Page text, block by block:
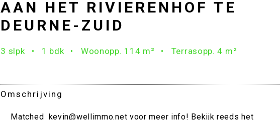
AAN HET RIVIERENHOF TE
DEURNE-ZUID
3 slpk 1 bdk Woonopp. 114 m² Terrasopp. 4 m²
Omschrijving
Matched kevin@wellimmo.net voor meer info! Bekijk reeds het